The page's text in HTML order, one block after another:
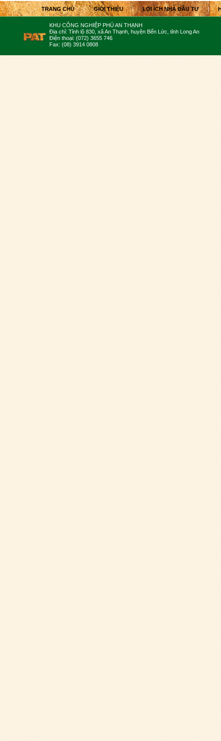
TRANG CHỦ | GIỚI THIỆU | LỢI ÍCH NHÀ ĐẦU TƯ |
KHU CÔNG NGHIỆP PHÚ AN THẠNH
Địa chỉ: Tỉnh lộ 830, xã An Thạnh, huyện Bến Lức, tỉnh Long An
Điện thoại: (072) 3655 746
Fax: (08) 3914 0808